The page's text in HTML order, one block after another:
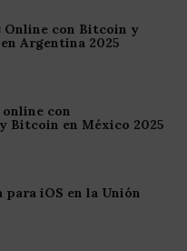
Online con Bitcoin y
Argentina 2025
con
Bitcoin en México 2025
iOS en la Unión